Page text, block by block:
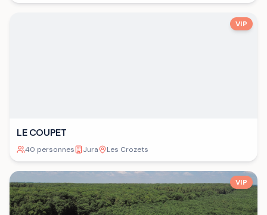
VIP
LE COUPET
40 personnes Jura Les Crozets
VIP